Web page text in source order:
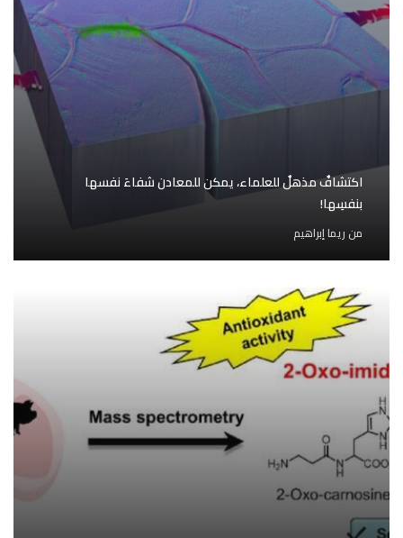
اكتشافٌ مذهلٌ للعلماء، يمكن للمعادن شفاءَ نفسها
بنفسِها!
من ريما إبراهيم